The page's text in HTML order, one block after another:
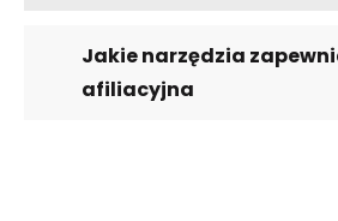
Jakie narzędzia
afiliacyjna